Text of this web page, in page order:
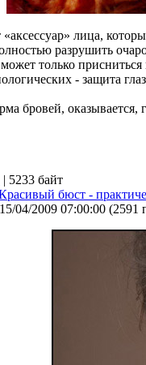
«аксессуар» лица,
разрушить
может только
- защита
бровей, оказывается,
| 5233 байт
бюст -
04/2009 07:00:00 (2591